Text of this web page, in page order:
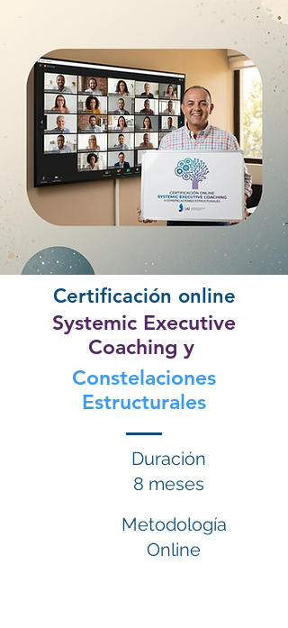
Certificación online
Systemic Executive
Coaching y
Constelaciones
Estructurales
Duración
8 meses
Metodología
Online